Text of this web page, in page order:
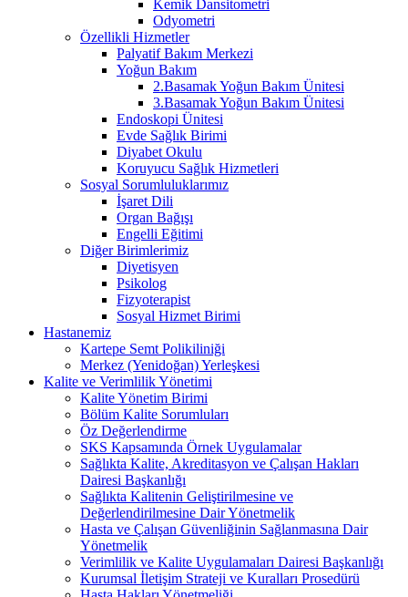
Kemik Dansitometri
Odyometri
Özellikli Hizmetler
Palyatif Bakım Merkezi
Yoğun Bakım
2.Basamak Yoğun Bakım Ünitesi
3.Basamak Yoğun Bakım Ünitesi
Endoskopi Ünitesi
Evde Sağlık Birimi
Diyabet Okulu
Koruyucu Sağlık Hizmetleri
Sosyal Sorumluluklarımız
İşaret Dili
Organ Bağışı
Engelli Eğitimi
Diğer Birimlerimiz
Diyetisyen
Psikolog
Fizyoterapist
Sosyal Hizmet Birimi
Hastanemiz
Kartepe Semt Polikiliniği
Merkez (Yenidoğan) Yerleşkesi
Kalite ve Verimlilik Yönetimi
Kalite Yönetim Birimi
Bölüm Kalite Sorumluları
Öz Değerlendirme
SKS Kapsamında Örnek Uygulamalar
Sağlıkta Kalite, Akreditasyon ve Çalışan Hakları
Dairesi Başkanlığı
Sağlıkta Kalitenin Geliştirilmesine ve
Değerlendirilmesine Dair Yönetmelik
Hasta ve Çalışan Güvenliğinin Sağlanmasına Dair
Yönetmelik
Verimlilik ve Kalite Uygulamaları Dairesi Başkanlığı
Kurumsal İletişim Strateji ve Kuralları Prosedürü